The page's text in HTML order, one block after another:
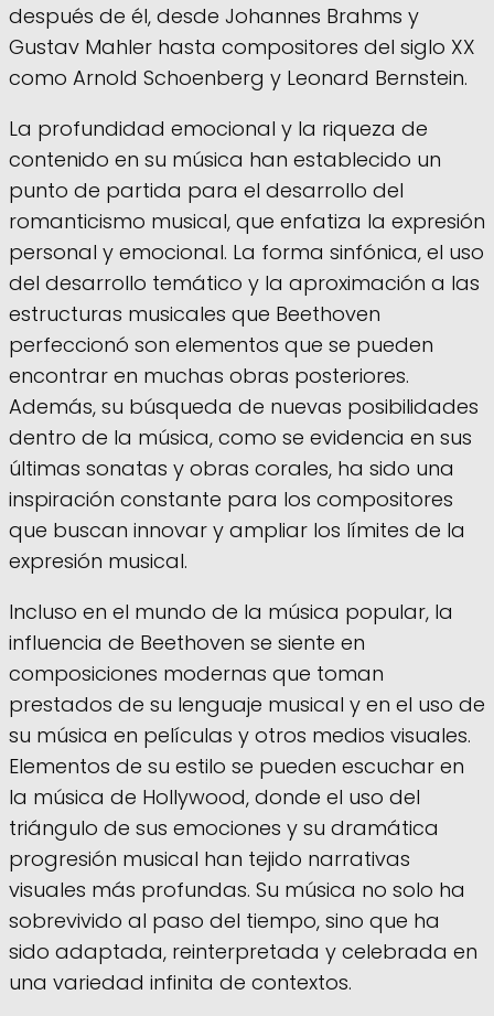
después de él, desde Johannes Brahms y
Gustav Mahler hasta compositores del siglo XX
como Arnold Schoenberg y Leonard Bernstein.
La profundidad emocional y la riqueza de
contenido en su música han establecido un
punto de partida para el desarrollo del
romanticismo musical, que enfatiza la expresión
personal y emocional. La forma sinfónica, el uso
del desarrollo temático y la aproximación a las
estructuras musicales que Beethoven
perfeccionó son elementos que se pueden
encontrar en muchas obras posteriores.
Además, su búsqueda de nuevas posibilidades
dentro de la música, como se evidencia en sus
últimas sonatas y obras corales, ha sido una
inspiración constante para los compositores
que buscan innovar y ampliar los límites de la
expresión musical.
Incluso en el mundo de la música popular, la
influencia de Beethoven se siente en
composiciones modernas que toman
prestados de su lenguaje musical y en el uso de
su música en películas y otros medios visuales.
Elementos de su estilo se pueden escuchar en
la música de Hollywood, donde el uso del
triángulo de sus emociones y su dramática
progresión musical han tejido narrativas
visuales más profundas. Su música no solo ha
sobrevivido al paso del tiempo, sino que ha
sido adaptada, reinterpretada y celebrada en
una variedad infinita de contextos.